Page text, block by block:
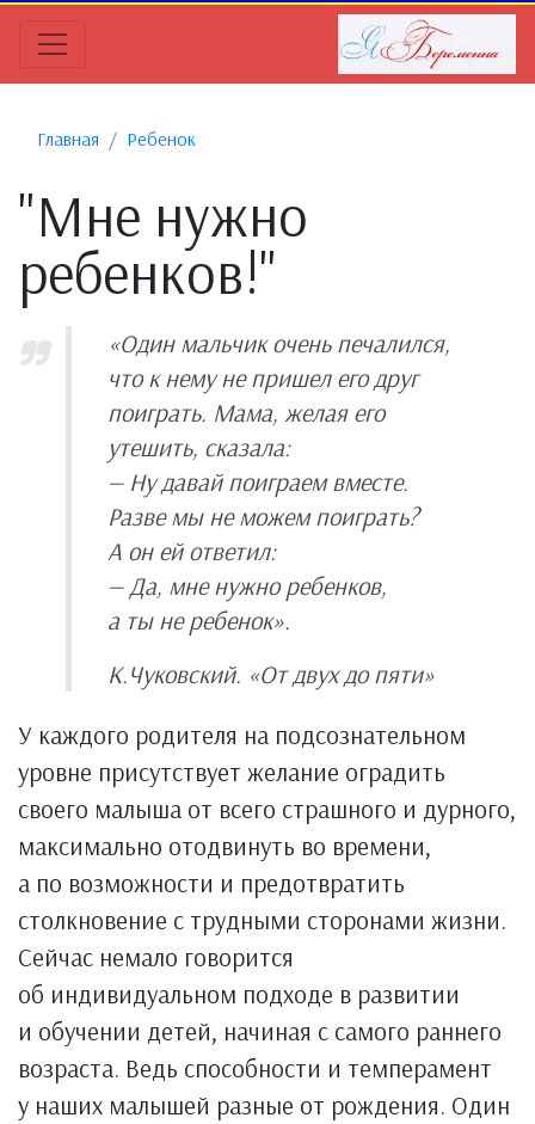
Главная Ребенок
"Мне нужно
ребенков!"
«Один мальчик очень печалился,
что к нему не пришел его друг
поиграть. Мама, желая его
утешить, сказала:
— Ну давай поиграем вместе.
Разве мы не можем поиграть?
А он ей ответил:
— Да, мне нужно ребенков,
а ты не ребенок».
К.Чуковский. «От двух до пяти»
У каждого родителя на подсознательном
уровне присутствует желание оградить
своего малыша от всего страшного и дурного,
максимально отодвинуть во времени,
а по возможности и предотвратить
столкновение с трудными сторонами жизни.
Сейчас немало говорится
об индивидуальном подходе в развитии
и обучении детей, начиная с самого раннего
возраста. Ведь способности и темперамент
у наших малышей разные от рождения. Один